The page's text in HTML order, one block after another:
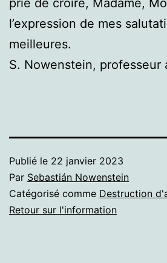
l’expression de mes
meilleures.
S. Nowenstein, professeur
Publié le 22 janvier 2023
Par Sebastián Nowenstein
Catégorisé comme Destruction
Retour sur l'information